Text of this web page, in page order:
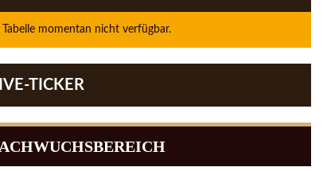
momentan nicht verfügbar.
TICKER